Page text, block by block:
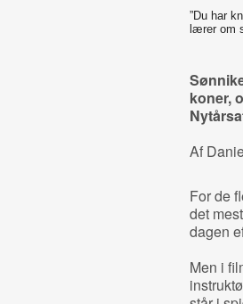
”Du har
lærer om
koner,
Af
For de
det
dagen
Men i